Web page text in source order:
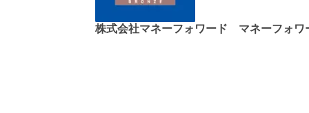
株式会社マネーフォワード マネーフォワ